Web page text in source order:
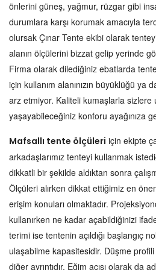
önlerini güneş, yağmur, rüzgar gibi
durumlara karşı korumak amacıyla
olursak Çınar Tente ekibi olarak
alanın ölçülerini bizzat gelip yerinde
Firma olarak dilediğiniz ebatlarda
için kullanım alanınızın büyüklüğü ya
arz etmiyor. Kaliteli kumaşlarla sizlere
yaşayabileceğiniz konforu ayağınıza
Mafsallı tente ölçüleri için ekipte
arkadaşlarımız tenteyi kullanmak
dikkatli bir şekilde aldıktan sonra
Ölçüleri alırken dikkat ettiğimiz en
erişim konuları olmaktadır.
kullanırken ne kadar açabildiğinizi
terimi ise tentenin açıldığı başlangıç
ulaşabilme kapasitesidir. Düşme
diğer ayrıntıdır. Eğim açısı olarak da